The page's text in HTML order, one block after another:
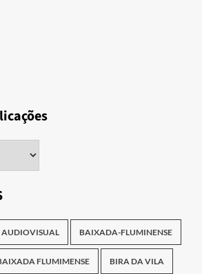
AUDIOVISUAL BAIXADA-FLUMINENSE
FLUMIMENSE BIRA DA VILA